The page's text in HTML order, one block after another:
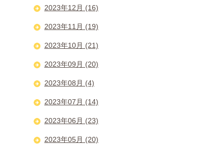
2023年12月 (16)
2023年11月 (19)
2023年10月 (21)
2023年09月 (20)
2023年08月 (4)
2023年07月 (14)
2023年06月 (23)
2023年05月 (20)